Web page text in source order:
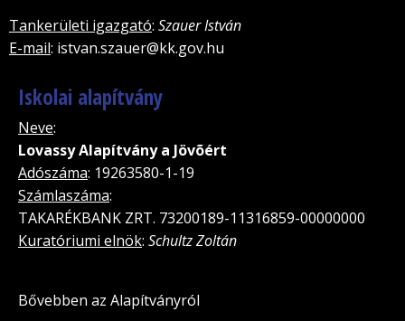
Tankerületi igazgató: Szauer István
E-mail: istvan.szauer@kk.gov.hu
Iskolai alapítvány
Neve:
Lovassy Alapítvány a Jövõért
Adószáma: 19263580-1-19
Számlaszáma:
TAKARÉKBANK ZRT. 73200189-11316859-00000000
Kuratóriumi elnök: Schultz Zoltán
Bővebben az Alapítványról